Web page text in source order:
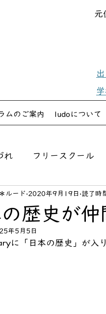
元
ムのご案内 ludoについて
れ フリースクール
教室 ジョリーフォニ
の歴史が
ルード 2020年9月19日 読了時
年5月5日
に「日本の歴史」が入り